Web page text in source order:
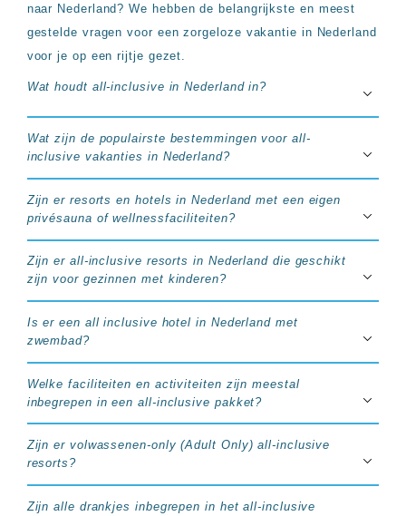
naar Nederland? We hebben de belangrijkste en meest
gestelde vragen voor een zorgeloze vakantie in Nederland
voor je op een rijtje gezet.
Wat houdt all-inclusive in Nederland in?
Wat zijn de populairste bestemmingen voor all-
inclusive vakanties in Nederland?
Zijn er resorts en hotels in Nederland met een eigen
privésauna of wellnessfaciliteiten?
Zijn er all-inclusive resorts in Nederland die geschikt
zijn voor gezinnen met kinderen?
Is er een all inclusive hotel in Nederland met
zwembad?
Welke faciliteiten en activiteiten zijn meestal
inbegrepen in een all-inclusive pakket?
Zijn er volwassenen-only (Adult Only) all-inclusive
resorts?
Zijn alle drankjes inbegrepen in het all-inclusive